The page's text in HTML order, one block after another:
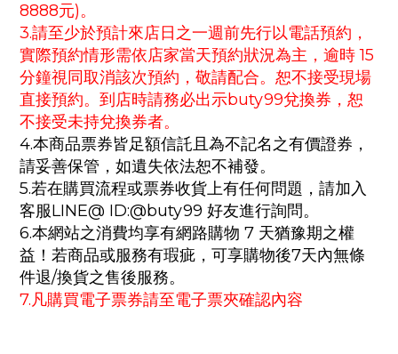
8888元)。
3.請至少於預計來店日之一週前先行以電話預約，
實際預約情形需依店家當天預約狀況為主，逾時 15
分鐘視同取消該次預約，敬請配合。恕不接受現場
直接預約。到店時請務必出示buty99兌換券，恕
不接受未持兌換券者。
4.本商品票券皆足額信託且為不記名之有價證券，
請妥善保管，如遺失依法恕不補發。
5.若在購買流程或票券收貨上有任何問題，請加入
客服LINE@ ID:@buty99 好友進行詢問。
6.本網站之消費均享有網路購物 7 天猶豫期之權
益！若商品或服務有瑕疵，可享購物後7天內無條
件退/換貨之售後服務。
7.凡購買電子票券請至電子票夾確認內容